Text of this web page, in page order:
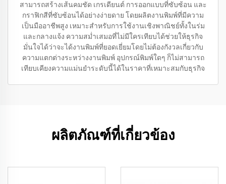
สามารถสร้างเส้นคมชัด เกรเดียนต์ การออกแบบที่ซับซ้อน และ
กราฟิกสีที่ซับซ้อนได้อย่างง่ายดาย โดยผลิตงานพิมพ์ที่มีความ
เป็นมืออาชีพสูง เหมาะสำหรับการใช้งานเชิงพาณิชย์ทั้งในร่ม
และกลางแจ้ง ความสม่ำเสมอที่ไม่มีใครเทียบได้ช่วยให้ธุรกิจ
มั่นใจได้ว่าจะได้งานพิมพ์ที่ยอดเยี่ยมโดยไม่ต้องกังวลเกี่ยวกับ
ความแตกต่างระหว่างงานพิมพ์ อุปกรณ์พิมพ์ใดๆ ก็ไม่สามารถ
เทียบเคียงความแม่นยำระดับนี้ได้ในราคาที่เหมาะสมกับธุรกิจ
ผลิตภัณฑ์ที่เกี่ยวข้อง